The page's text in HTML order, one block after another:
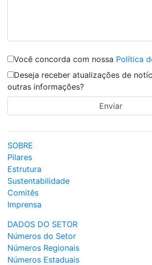
Você concorda com nossa Política
Deseja receber atualizações de
outras informações?
SOBRE
Pilares
Estrutura
Sustentabilidade
Comitês
Imprensa
DADOS DO SETOR
Números do Setor
Números Regionais
Números Estaduais